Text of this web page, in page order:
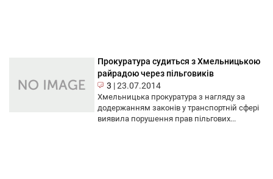
Прокуратура судиться з Хмельницькою
райрадою через пільговиків
3 |23.07.2014
Хмельницька прокуратура з нагляду за
додержанням законів у транспортній сфері
виявила порушення прав пільгових...